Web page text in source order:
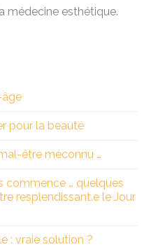
médecine esthétique.
pour la beauté
être méconnu …
commence … quelques
resplendissant.e le Jour
: vraie solution ?